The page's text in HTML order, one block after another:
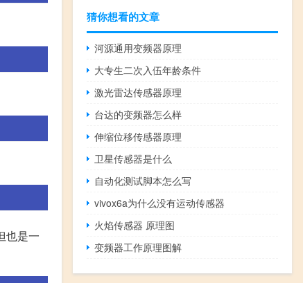
也是一
猜你想看的文章
河源通用变频器原理
大专生二次入伍年龄条件
激光雷达传感器原理
台达的变频器怎么样
伸缩位移传感器原理
卫星传感器是什么
自动化测试脚本怎么写
vivox6a为什么没有运动传感器
火焰传感器 原理图
变频器工作原理图解